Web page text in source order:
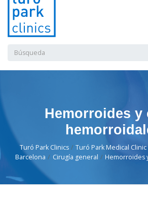
Buscar:
Hemorroides y
Turó Park Clinics
Turó Park Medical
Barcelona
Cirugía general Hemorroides